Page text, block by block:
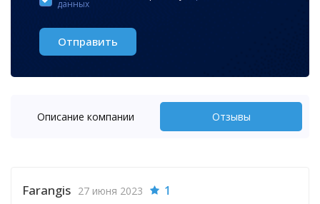
данных
Отправить
Описание компании Отзывы
Farangis 27 июня 2023 1